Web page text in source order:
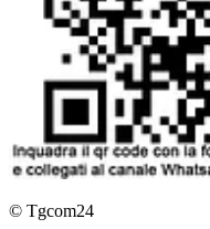
© Tgcom24